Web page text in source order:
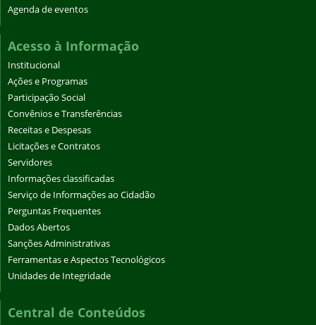
Agenda de eventos
Acesso à Informação
Institucional
Ações e Programas
Participação Social
Convênios e Transferências
Receitas e Despesas
Licitações e Contratos
Servidores
Informações classificadas
Serviço de Informações ao Cidadão
Perguntas Frequentes
Dados Abertos
Sanções Administrativas
Ferramentas e Aspectos Tecnológicos
Unidades de Integridade
Central de Conteúdos